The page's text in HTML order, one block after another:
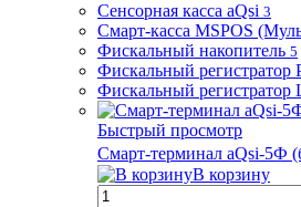
Сенсорная касса aQsi 3
Смарт-касса MSPOS
Фискальный накопитель 5
Фискальный регистратор
Фискальный
Быстрый просмотр
Смарт-терминал aQsi-5Ф
В корзину